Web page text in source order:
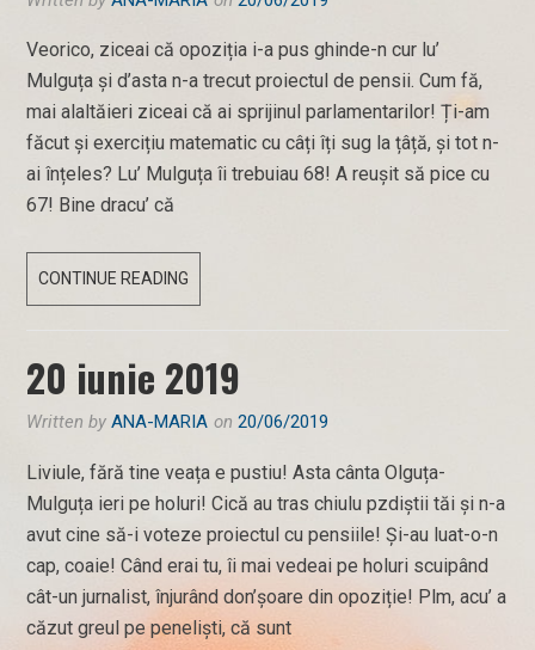
Veorico, ziceai că opoziția i-a pus ghinde-n cur lu’
Mulguța și d’asta n-a trecut proiectul de pensii. Cum fă,
mai alaltăieri ziceai că ai sprijinul parlamentarilor! Ți-am
făcut și exercițiu matematic cu câți îți sug la țâță, și tot n-
ai înțeles? Lu’ Mulguța îi trebuiau 68! A reușit să pice cu
67! Bine dracu’ că
CONTINUE READING
68,
69
20 iunie 2019
Written byANA-MARIA on20/06/2019
Liviule, fără tine veața e pustiu! Asta cânta Olguța-
Mulguța ieri pe holuri! Cică au tras chiulu pzdiștii tăi și n-a
avut cine să-i voteze proiectul cu pensiile! Și-au luat-o-n
cap, coaie! Când erai tu, îi mai vedeai pe holuri scuipând
cât-un jurnalist, înjurând don’șoare din opoziție! Plm, acu’ a
căzut greul pe peneliști, că sunt